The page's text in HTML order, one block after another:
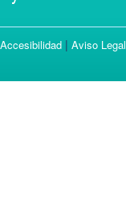
Accesibilidad | Aviso Legal